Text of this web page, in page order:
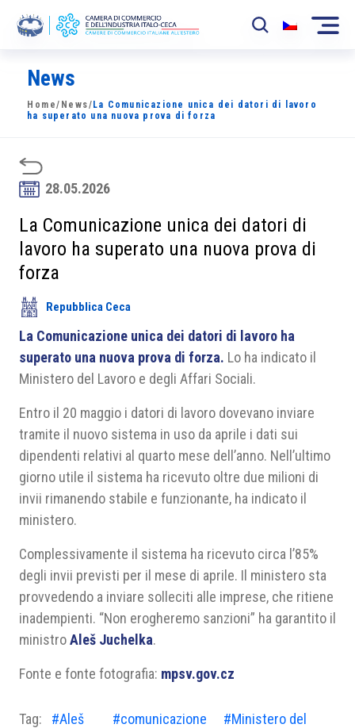
La Camera
News
Sviluppo Mercato
Soci
Partner
Area riservata
News
Home/ News/ La Comunicazione unica dei datori di lavoro
ha superato una nuova prova di forza
28.05.2026
La Comunicazione unica dei datori di
lavoro ha superato una nuova prova di
forza
Repubblica Ceca
La Comunicazione unica dei datori di lavoro ha
superato una nuova prova di forza. Lo ha indicato il
Ministero del Lavoro e degli Affari Sociali.
Entro il 20 maggio i datori di lavoro dovevano inviare
tramite il nuovo sistema in uso da aprile i dati sui
dipendenti relativi al quarto mese dell’anno. Nell’ultimo
giorno utile il sistema ha ricevuto oltre due milioni di
invii rimanendo stabile e funzionante, ha indicato il
ministero.
Complessivamente il sistema ha ricevuto circa l’85%
degli invii previsti per il mese di aprile. Il ministero sta
provvedendo a inviare solleciti alle imprese, che ritiene
inadempienti. “Non erogheremo sanzioni” ha garantito il
ministroAleš Juchelka.
Fonte e fonte fotografia: mpsv.gov.cz
Tag:
#Aleš
#comunicazione
#Ministero del